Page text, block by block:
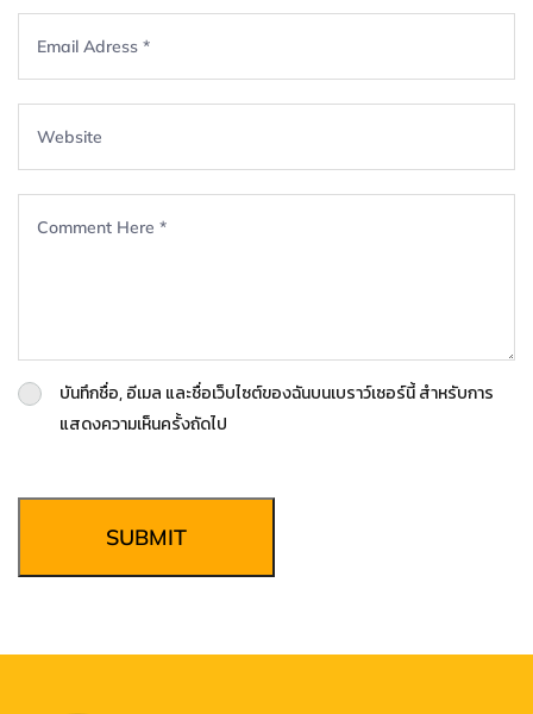
บันทึกชื่อ, อีเมล และชื่อเว็บไซต์ของฉันบนเบราว์เซอร์นี้ สำหรับการ
แสดงความเห็นครั้งถัดไป
SUBMIT